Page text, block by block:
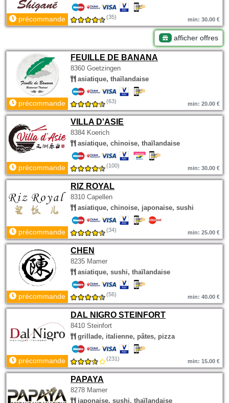
précommande (35) min: 30.00 €
afficher offres
FEUILLE DE BANANA
8360 Goetzingen
asiatique, thaïlandaise
précommande (63) min: 20.00 €
VILLA D'ASIE
8384 Koerich
asiatique, chinoise, thaïlandaise
précommande (100) min: 30.00 €
RIZ ROYAL
8310 Capellen
asiatique, chinoise, japonaise, sushi
précommande (34) min: 25.00 €
CHEN
8235 Mamer
asiatique, sushi, thaïlandaise
précommande (56) min: 40.00 €
DAL NIGRO STEINFORT
8410 Steinfort
grillade, italienne, pâtes, pizza
précommande (231) min: 15.00 €
PAPAYA
8278 Mamer
japonaise, sushi, thaïlandaise